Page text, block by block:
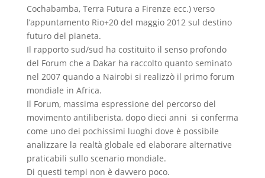
Cochabamba, Terra Futura a Firenze ecc.) verso
l’appuntamento Rio+20 del maggio 2012 sul destino
futuro del pianeta.
Il rapporto sud/sud ha costituito il senso profondo
del Forum che a Dakar ha raccolto quanto seminato
nel 2007 quando a Nairobi si realizzò il primo forum
mondiale in Africa.
Il Forum, massima espressione del percorso del
movimento antiliberista, dopo dieci anni si conferma
come uno dei pochissimi luoghi dove è possibile
analizzare la realtà globale ed elaborare alternative
praticabili sullo scenario mondiale.
Di questi tempi non è davvero poco.